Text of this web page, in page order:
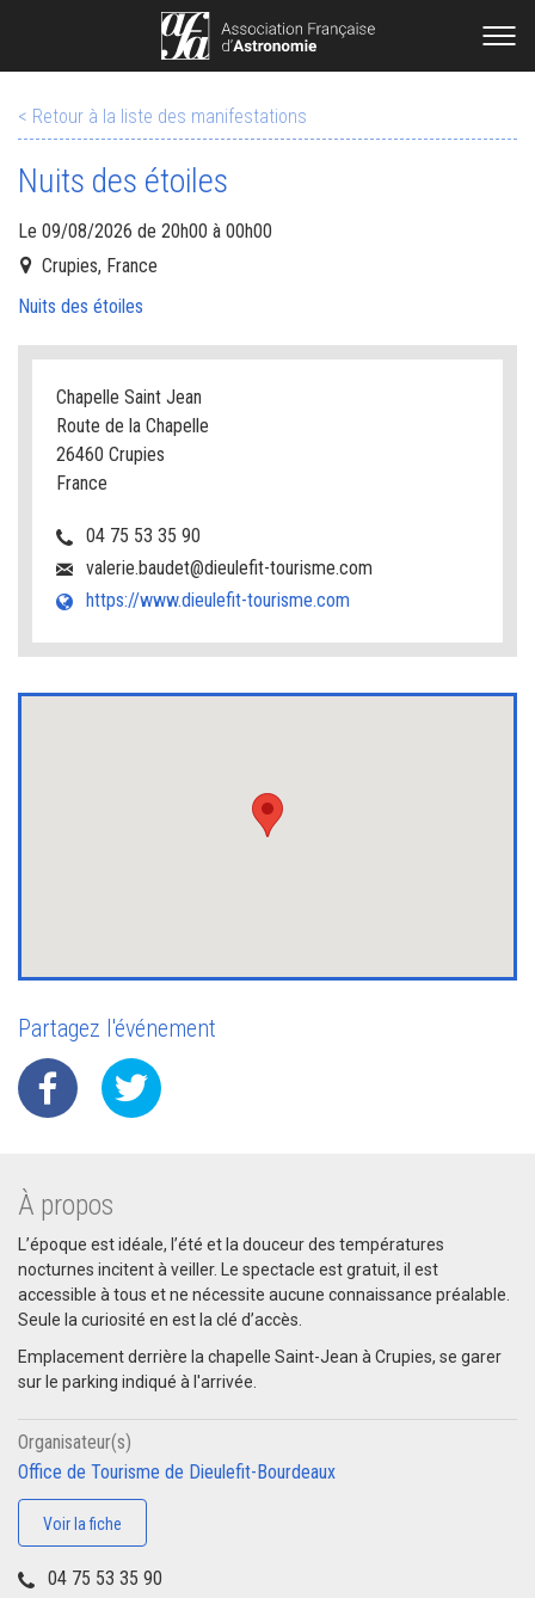
< Retour à la liste des manifestations
Nuits des étoiles
Le 09/08/2026 de 20h00 à 00h00
Crupies, France
Nuits des étoiles
Chapelle Saint Jean
Route de la Chapelle
26460 Crupies
France
04 75 53 35 90
valerie.baudet@dieulefit-tourisme.com
https://www.dieulefit-tourisme.com
Partagez l'événement
À propos
L’époque est idéale, l’été et la douceur des températures
nocturnes incitent à veiller. Le spectacle est gratuit, il est
accessible à tous et ne nécessite aucune connaissance préalable.
Seule la curiosité en est la clé d’accès.
Emplacement derrière la chapelle Saint-Jean à Crupies, se garer
sur le parking indiqué à l'arrivée.
Organisateur(s)
Office de Tourisme de Dieulefit-Bourdeaux
Voir la fiche
04 75 53 35 90